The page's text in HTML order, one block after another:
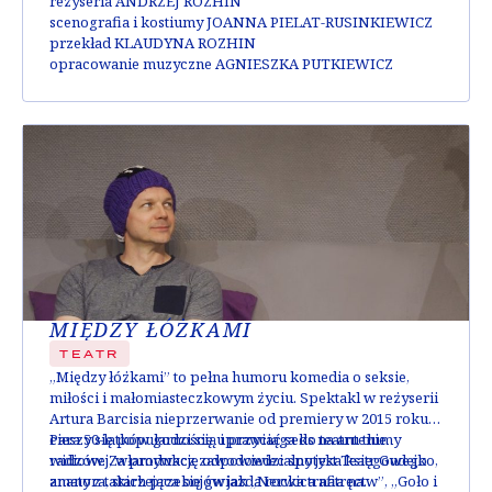
scenografia i kostiumy JOANNA PIELAT-RUSINKIEWICZ
przekład KLAUDYNA ROZHIN
opracowanie muzyczne AGNIESZKA PUTKIEWICZ
MIĘDZY ŁÓŻKAMI
TEATR
„Między łóżkami” to pełna humoru komedia o seksie,
miłości i małomiasteczkowym życiu. Spektakl w reżyserii
Artura Barcisia nieprzerwanie od premiery w 2015 roku
cieszy się popularnością i przyciąga do teatru tłumy
widzów. Za produkcję odpowiedzialny jest Teatr Gudejko,
znany z takich przebojów jak „Nerwica natręctw”, „Goło i
Para 50-latków godzi się uprawiać seks na antenie
radiowej, włamywacz zawodowiec spotyka księgowego
amatora, starzejąca się gwiazda rocka trafia na